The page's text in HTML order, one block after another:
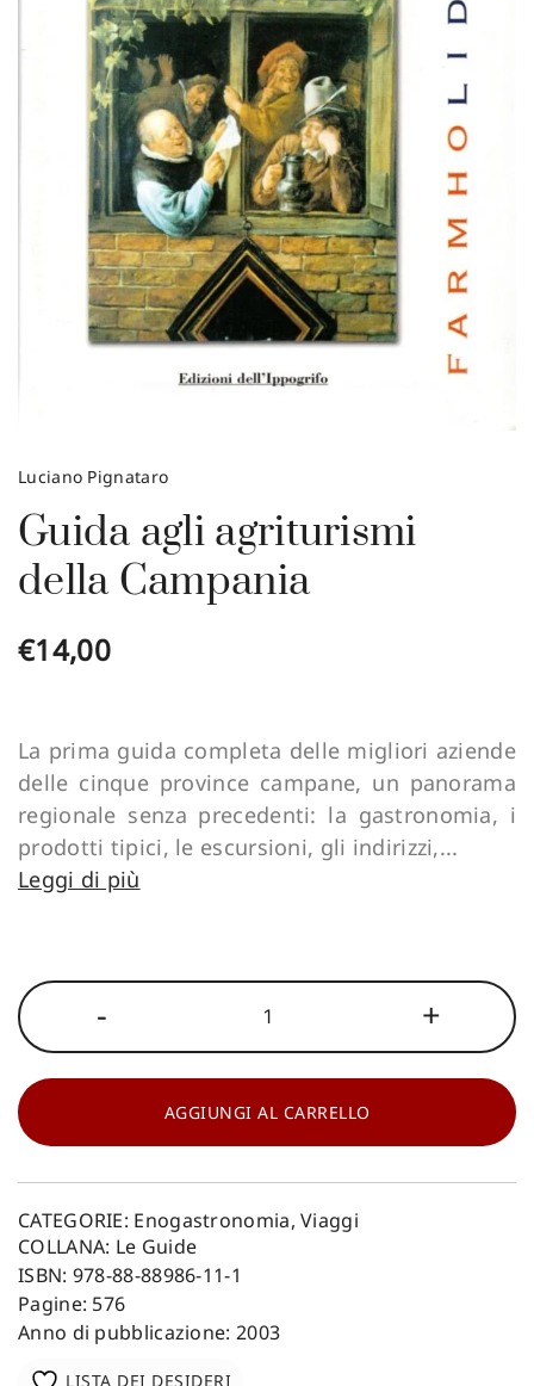
Luciano Pignataro
Guida agli agriturismi
della Campania
€14,00
La prima guida completa delle migliori aziende
delle cinque province campane, un panorama
regionale senza precedenti: la gastronomia, i
prodotti tipici, le escursioni, gli indirizzi,...
Leggi di più
-
agli
della
Campania
+
AGGIUNGI AL CARRELLO
CATEGORIE: Enogastronomia,Viaggi
COLLANA: Le Guide
ISBN: 978-88-88986-11-1
Pagine: 576
Anno di pubblicazione: 2003
LISTA DEI DESIDERI